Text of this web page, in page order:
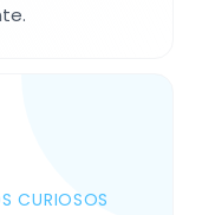
CURIOSOS